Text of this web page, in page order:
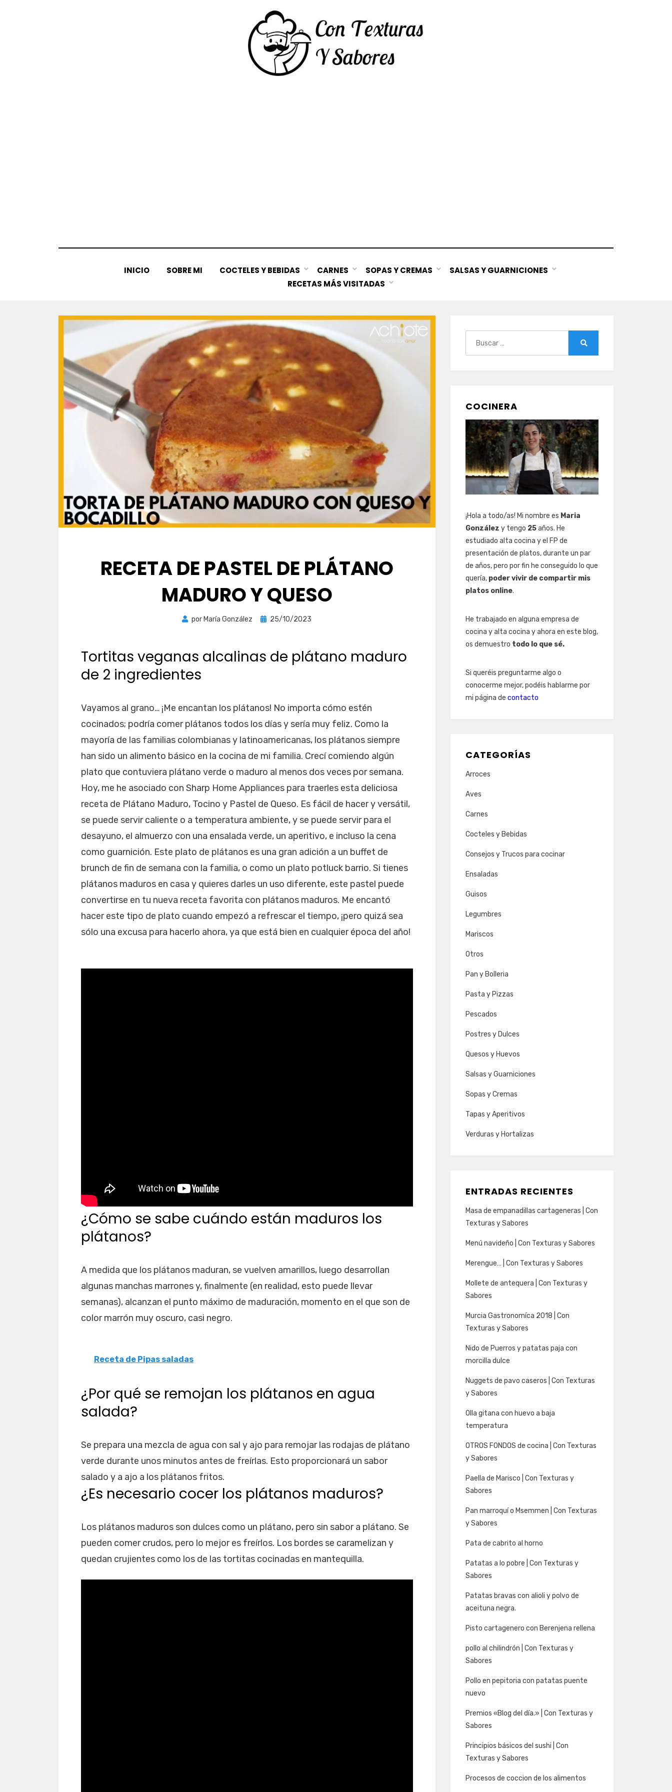
INICIO SOBRE MI COCTELES Y BEBIDAS CARNES SOPAS Y CREMAS
SALSAS Y GUARNICIONES
RECETAS MÁS VISITADAS
RECETA DE PASTEL DE PLÁTANO
MADURO Y QUESO
por María González
Publicada
25/10/2023
Tortitas veganas alcalinas de plátano maduro
de 2 ingredientes
Vayamos al grano… ¡Me encantan los plátanos! No importa cómo estén
cocinados; podría comer plátanos todos los días y sería muy feliz. Como la
mayoría de las familias colombianas y latinoamericanas, los plátanos siempre
han sido un alimento básico en la cocina de mi familia. Crecí comiendo algún
plato que contuviera plátano verde o maduro al menos dos veces por semana.
Hoy, me he asociado con Sharp Home Appliances para traerles esta deliciosa
receta de Plátano Maduro, Tocino y Pastel de Queso. Es fácil de hacer y versátil,
se puede servir caliente o a temperatura ambiente, y se puede servir para el
desayuno, el almuerzo con una ensalada verde, un aperitivo, e incluso la cena
como guarnición. Este plato de plátanos es una gran adición a un buffet de
brunch de fin de semana con la familia, o como un plato potluck barrio. Si tienes
plátanos maduros en casa y quieres darles un uso diferente, este pastel puede
convertirse en tu nueva receta favorita con plátanos maduros. Me encantó
hacer este tipo de plato cuando empezó a refrescar el tiempo, ¡pero quizá sea
sólo una excusa para hacerlo ahora, ya que está bien en cualquier época del año!
¿Cómo se sabe cuándo están maduros los
plátanos?
A medida que los plátanos maduran, se vuelven amarillos, luego desarrollan
algunas manchas marrones y, finalmente (en realidad, esto puede llevar
semanas), alcanzan el punto máximo de maduración, momento en el que son de
color marrón muy oscuro, casi negro.
Receta de Pipas saladas
¿Por qué se remojan los plátanos en agua
salada?
Se prepara una mezcla de agua con sal y ajo para remojar las rodajas de plátano
verde durante unos minutos antes de freírlas. Esto proporcionará un sabor
salado y a ajo a los plátanos fritos.
¿Es necesario cocer los plátanos maduros?
Los plátanos maduros son dulces como un plátano, pero sin sabor a plátano. Se
pueden comer crudos, pero lo mejor es freírlos. Los bordes se caramelizan y
quedan crujientes como los de las tortitas cocinadas en mantequilla.
COCINERA
¡Hola a todo/as! Mi nombre es Maria
González y tengo 25años. He
estudiado alta cocina y el FP de
presentación de platos, durante un par
de años, pero por fin he conseguido lo que
quería, poder vivir de compartir mis
platos online.
He trabajado en alguna empresa de
cocina y alta cocina y ahora en este blog,
os demuestro todo lo que sé.
Si queréis preguntarme algo o
conocerme mejor, podéis hablarme por
mi página de contacto
CATEGORÍAS
Arroces
Aves
Carnes
Cocteles y Bebidas
Consejos y Trucos para cocinar
Ensaladas
Guisos
Legumbres
Mariscos
Otros
Pan y Bolleria
Pasta y Pizzas
Pescados
Postres y Dulces
Quesos y Huevos
Salsas y Guarniciones
Sopas y Cremas
Tapas y Aperitivos
Verduras y Hortalizas
ENTRADAS RECIENTES
Masa de empanadillas cartageneras | Con
Texturas y Sabores
Menú navideño | Con Texturas y Sabores
Merengue… | Con Texturas y Sabores
Mollete de antequera | Con Texturas y
Sabores
Murcia Gastronomíca 2018 | Con
Texturas y Sabores
Nido de Puerros y patatas paja con
morcilla dulce
Nuggets de pavo caseros | Con Texturas
y Sabores
Olla gitana con huevo a baja
temperatura
OTROS FONDOS de cocina | Con Texturas
y Sabores
Paella de Marisco | Con Texturas y
Sabores
Pan marroquí o Msemmen | Con Texturas
y Sabores
Pata de cabrito al horno
Patatas a lo pobre | Con Texturas y
Sabores
Patatas bravas con alioli y polvo de
aceituna negra.
Pisto cartagenero con Berenjena rellena
pollo al chilindrón | Con Texturas y
Sabores
Pollo en pepitoria con patatas puente
nuevo
Premios «Blog del día.» | Con Texturas y
Sabores
Principios básicos del sushi | Con
Texturas y Sabores
Procesos de coccion de los alimentos